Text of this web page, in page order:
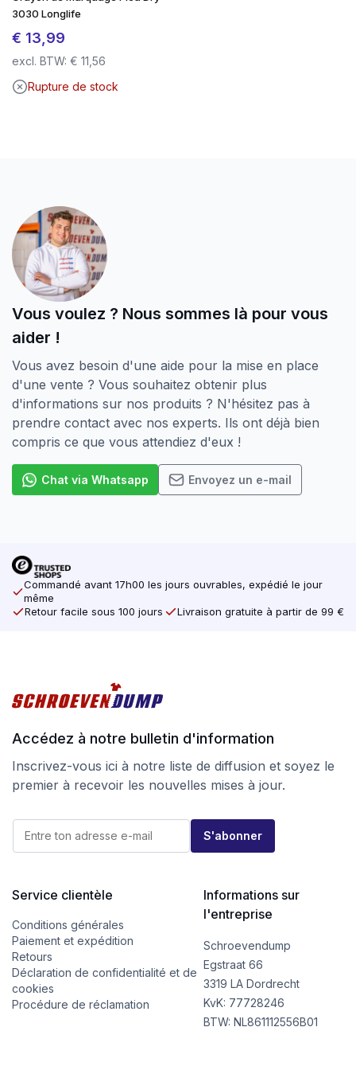
3030 Longlife
€ 13,99
excl. BTW: € 11,56
Rupture de stock
Vous voulez ? Nous sommes là pour vous
aider !
Vous avez besoin d'une aide pour la mise en place
d'une vente ? Vous souhaitez obtenir plus
d'informations sur nos produits ? N'hésitez pas à
prendre contact avec nos experts. Ils ont déjà bien
compris ce que vous attendiez d'eux !
Chat via Whatsapp Envoyez un e-mail
Commandé avant 17h00 les jours ouvrables, expédié le jour
même
Retour facile sous 100 jours
Livraison gratuite à partir de 99 €
Accédez à notre bulletin d'information
Inscrivez-vous ici à notre liste de diffusion et soyez le
premier à recevoir les nouvelles mises à jour.
E
m
l
S'abonner
Service clientèle
Conditions générales
Paiement et expédition
Retours
Déclaration de confidentialité et de
cookies
Procédure de réclamation
Informations sur
l'entreprise
Schroevendump
Egstraat 66
3319 LA Dordrecht
KvK: 77728246
BTW: NL861112556B01